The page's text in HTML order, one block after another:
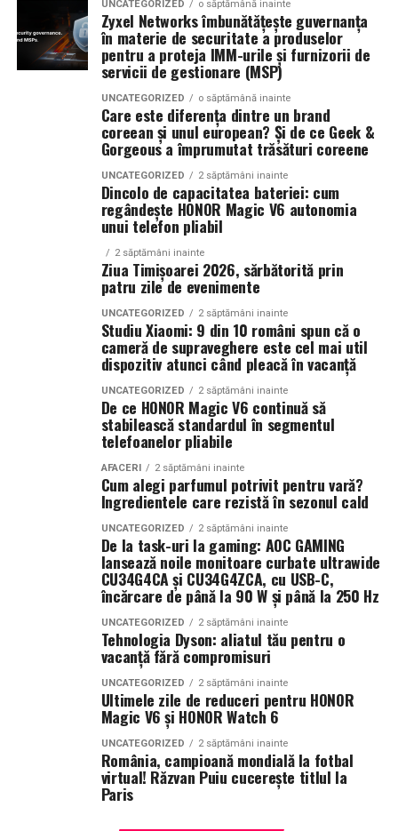
Campaniile moderne permit segmentarea precisă a
publicului și optimizarea continuă a mesajelor. Acest
lucru contribuie la creșterea rentabilității investiției și la
îmbunătățirea performanței generale a strategiei de
O strategie digitală eficientă presupune colaborarea
dintre toate componentele importante: website, SEO,
conținut, promovare și analiză de date. Atunci când
aceste elemente sunt integrate corect, rezultatele devin
mai stabile și mai predictibile.
Pe termen lung, beneficiile sunt evidente. Crește
numărul de clienți, se consolidează reputația brandului
și se dezvoltă relații mai puternice cu publicul. În plus,
investițiile realizate în mediul online produc efecte care
se acumulează și generează valoare constantă.
Companiile care tratează mediul digital ca pe un activ
strategic observă frecvent creșteri ale veniturilor și o
poziționare mai bună în piață. Aceste avantaje oferă
stabilitate și creează premisele unei dezvoltări
În concluzie, integrarea unui website performant cu
optimizarea și promovarea eficientă reprezintă una
dintre cele mai profitabile direcții de dezvoltare pentru
orice afacere care dorește să își crească numărul de
clienți și să își consolideze prezența online.
(Advertorial AI)
La La Lime
– prospețime reinterpretată
Dacă preferi parfumurile fresh, luminoase și energice, La
La Lime este alegerea potrivită.
Parfumul este construit în jurul lime-ului peruvian,
completat de un acord de lenjerie proaspăt spălată și
Akigalawood, o notă lemnoasă modernă care oferă
profunzime și persistență. Rezultatul este un parfum
vibrant, contemporan și ușor de purtat în orice moment
Tropic Thunder– vacanța într-o sticlă
Pentru cei care preferă parfumurile mai calde și
senzuale, Tropic Thunder propune o atmosferă complet
Smochina coaptă, laptele de cocos și lemnul de santal
construiesc o compoziție inspirată de zilele petrecute la
soare și de energia destinațiilor tropicale. Este un
parfum care îmbină prospețimea fructelor cu confortul
notelor cremoase și lemnoase, fiind ideal pentru serile
Parfumuri create fără limite
La La Lime, cât șiTropic Thunderfac parte dinTop
, prima colecție Oriflame inspirată din parfumeria
Colecția a fost dezvoltată în colaborare cu Givaudan și
cu noua generație de parfumieri ai școlii sale de
parfumerie. În cadrul unui proiect unic, aceștia au
primit aceeași provocare: să creeze fără reguli, fără
constrângeri comerciale și fără limitări de cost.
Rezultatul este o colecție de parfumuri moderne,
construite în jurul creativității și al ingredientelor
UNCATEGORIZED o săptămână inainte
Zyxel Networks îmbunătățește guvernanța
în materie de securitate a produselor
pentru a proteja IMM-urile și furnizorii de
servicii de gestionare (MSP)
UNCATEGORIZED o săptămână inainte
Care este diferența dintre un brand
coreean și unul european? Și de ce Geek &
Gorgeous a împrumutat trăsături coreene
UNCATEGORIZED 2 săptămâni inainte
Dincolo de capacitatea bateriei: cum
regândește HONOR Magic V6 autonomia
unui telefon pliabil
2 săptămâni inainte
Ziua Timișoarei 2026, sărbătorită prin
patru zile de evenimente
UNCATEGORIZED 2 săptămâni inainte
Studiu Xiaomi: 9 din 10 români spun că o
cameră de supraveghere este cel mai util
dispozitiv atunci când pleacă în vacanță
UNCATEGORIZED 2 săptămâni inainte
De ce HONOR Magic V6 continuă să
stabilească standardul în segmentul
telefoanelor pliabile
AFACERI 2 săptămâni inainte
Cum alegi parfumul potrivit pentru vară?
Ingredientele care rezistă în sezonul cald
UNCATEGORIZED 2 săptămâni inainte
De la task-uri la gaming: AOC GAMING
lansează noile monitoare curbate ultrawide
CU34G4CA și CU34G4ZCA, cu USB-C,
încărcare de până la 90 W și până la 250 Hz
UNCATEGORIZED 2 săptămâni inainte
Tehnologia Dyson: aliatul tău pentru o
vacanță fără compromisuri
UNCATEGORIZED 2 săptămâni inainte
Ultimele zile de reduceri pentru HONOR
Magic V6 și HONOR Watch 6
UNCATEGORIZED 2 săptămâni inainte
România, campioană mondială la fotbal
virtual! Răzvan Puiu cucerește titlul la
Paris